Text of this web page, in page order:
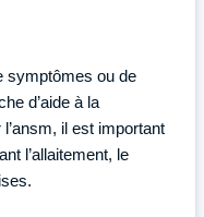
symptômes ou de
d’aide à la
il est important
l’allaitement, le